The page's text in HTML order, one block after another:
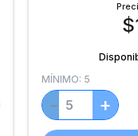
$
MÍNIMO: 5
− +